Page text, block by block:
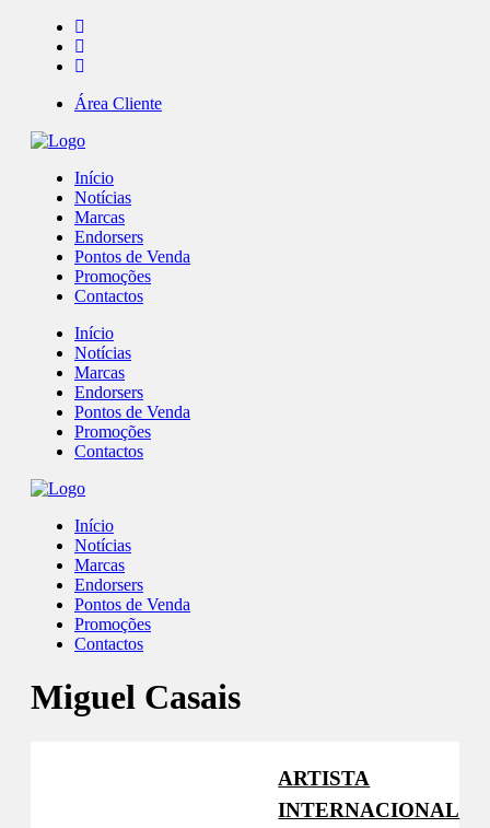
Área Cliente
Início
Notícias
Marcas
Endorsers
Pontos de Venda
Promoções
Contactos
Início
Notícias
Marcas
Endorsers
Pontos de Venda
Promoções
Contactos
Início
Notícias
Marcas
Endorsers
Pontos de Venda
Promoções
Contactos
Miguel Casais
ARTISTA
INTERNACIONAL